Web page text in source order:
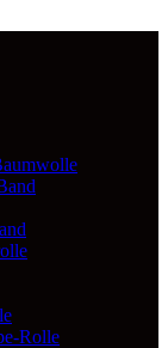
Rolle